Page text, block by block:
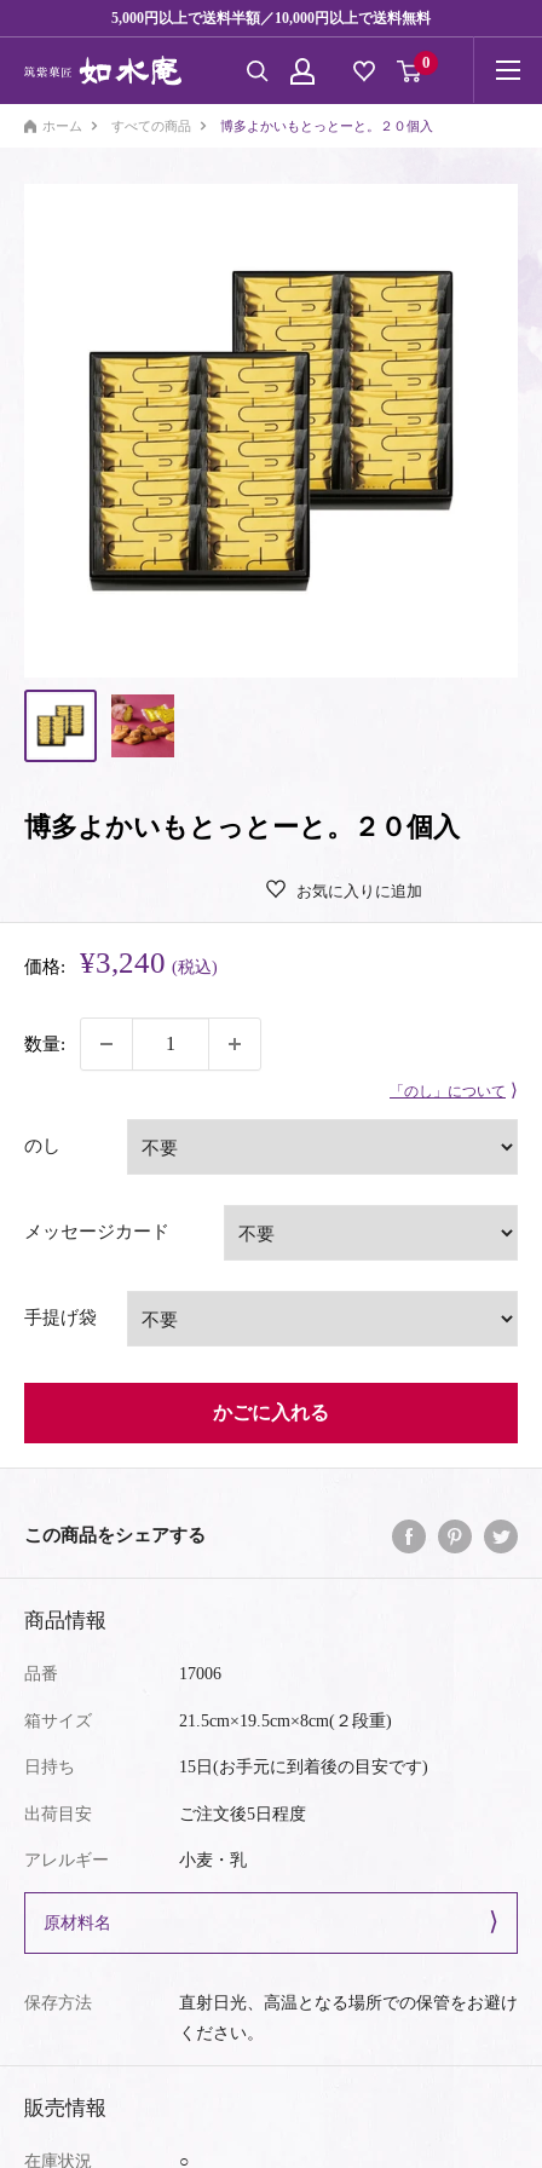
5,000円以上で送料半額／10,000円以上で送料無料
0
ホーム すべての商品 博多よかいもとっとーと。２０個入
博多よかいもとっとーと。２０個入
お気に入りに追加
価格:
販
価
格
¥3,240 (税込)
数量:
「のし」について ⟩
のし
メッセージカード
手提げ袋
かごに入れる
この商品をシェアする
商品情報
品番 17006
箱サイズ 21.5cm×19.5cm×8cm(２段重)
日持ち 15日(お手元に到着後の目安です)
出荷目安 ご注文後5日程度
アレルギー 小麦・乳
原材料名
保存方法
直射日光、高温となる場所での保管をお避け
ください。
販売情報
在庫状況 ○